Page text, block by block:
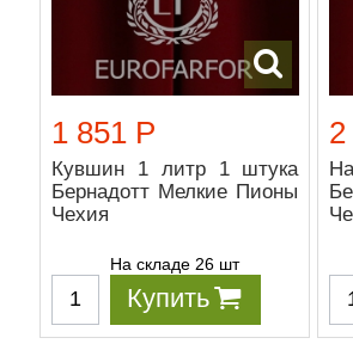
1 851 Р
Кувшин 1 литр 1 штука
Бернадотт Мелкие Пионы
Чехия
На складе 26 шт
Купить